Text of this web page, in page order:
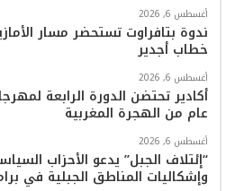
أغسطس 6, 2026
ندوة بتافراوت تستحضر مسار
خطاب أجدير
أغسطس 6, 2026
عام من الهجرة المغربية
أغسطس 6, 2026
“إئتلاف الجبل” يدعو الأحزاب
وإشكاليات المناطق الجبلية في